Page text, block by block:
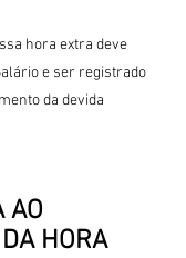
hora extra deve
e ser registrado
da devida
AO
HORA